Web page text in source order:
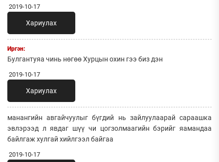
2019-10-17
Хариулах
Иргэн:
Булгантуяа чинь нөгөө Хурцын охин гээ биз дэн
2019-10-17
Хариулах
манангийн авгайчуулыг бүгдий нь зайлуулаарай сараашка
эвлэрээд л явдаг шүү чи цогзолмаагийн бэрийг яамандаа
байлгаж хулгай хийлгээл байгаа
2019-10-17